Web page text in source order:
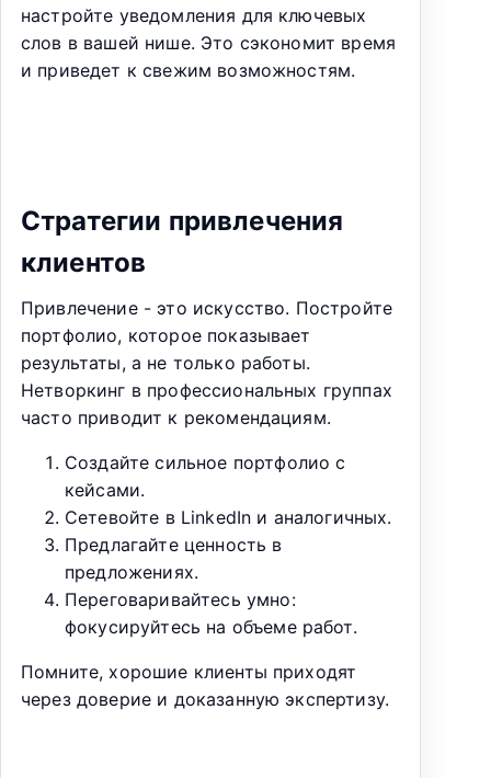
настройте уведомления для ключевых
слов в вашей нише. Это сэкономит время
и приведет к свежим возможностям.
Стратегии привлечения
клиентов
Привлечение - это искусство. Постройте
портфолио, которое показывает
результаты, а не только работы.
Нетворкинг в профессиональных группах
часто приводит к рекомендациям.
Создайте сильное портфолио с
кейсами.
Сетевойте в LinkedIn и аналогичных.
Предлагайте ценность в
предложениях.
Переговаривайтесь умно:
фокусируйтесь на объеме работ.
Помните, хорошие клиенты приходят
через доверие и доказанную экспертизу.